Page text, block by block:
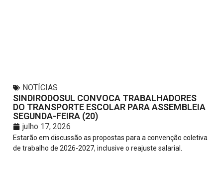
NOTÍCIAS
SINDIRODOSUL CONVOCA TRABALHADORES
DO TRANSPORTE ESCOLAR PARA ASSEMBLEIA
SEGUNDA-FEIRA (20)
julho 17, 2026
Estarão em discussão as propostas para a convenção coletiva
de trabalho de 2026-2027, inclusive o reajuste salarial.